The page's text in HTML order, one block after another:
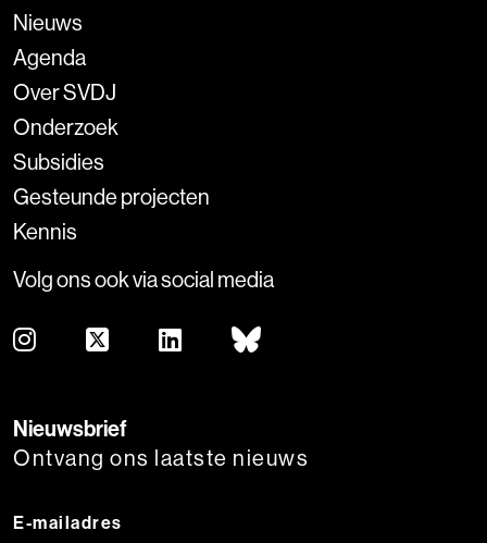
Nieuws
Agenda
Over SVDJ
Onderzoek
Subsidies
Gesteunde projecten
Kennis
Volg ons ook via social media
Nieuwsbrief
Ontvang ons laatste nieuws
E-mailadres